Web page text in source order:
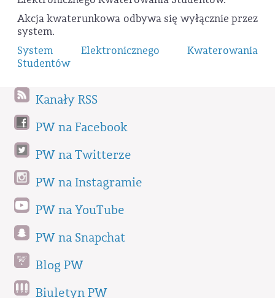
Akcja kwaterunkowa odbywa się wyłącznie przez
system.
System Elektronicznego Kwaterowania
Studentów
Kanały RSS
PW na Facebook
PW na Twitterze
PW na Instagramie
PW na YouTube
PW na Snapchat
Blog PW
Biuletyn PW